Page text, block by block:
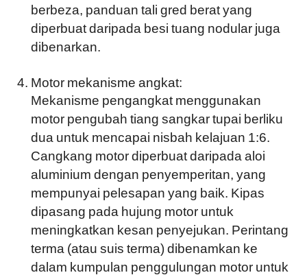
berbeza, panduan tali gred berat yang
diperbuat daripada besi tuang nodular juga
dibenarkan.
Motor mekanisme angkat:
Mekanisme pengangkat menggunakan
motor pengubah tiang sangkar tupai berliku
dua untuk mencapai nisbah kelajuan 1:6.
Cangkang motor diperbuat daripada aloi
aluminium dengan penyemperitan, yang
mempunyai pelesapan yang baik. Kipas
dipasang pada hujung motor untuk
meningkatkan kesan penyejukan. Perintang
terma (atau suis terma) dibenamkan ke
dalam kumpulan penggulungan motor untuk